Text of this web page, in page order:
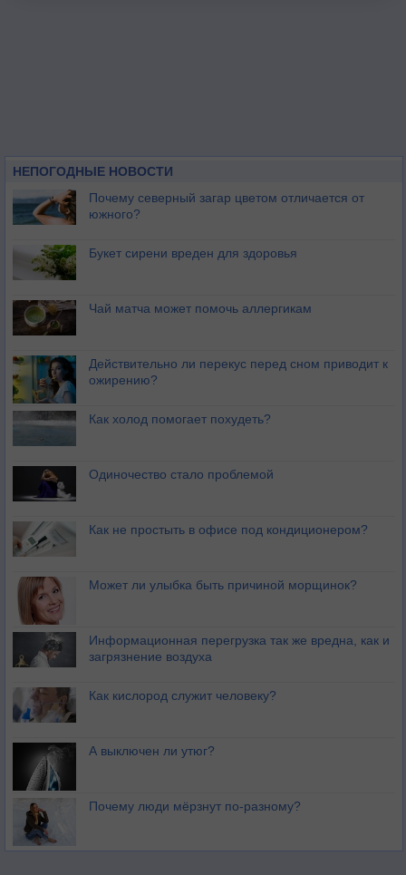
НЕПОГОДНЫЕ НОВОСТИ
Почему северный загар цветом отличается от
южного?
Букет сирени вреден для здоровья
Чай матча может помочь аллергикам
Действительно ли перекус перед сном приводит к
ожирению?
Как холод помогает похудеть?
Одиночество стало проблемой
Как не простыть в офисе под кондиционером?
Может ли улыбка быть причиной морщинок?
Информационная перегрузка так же вредна, как и
загрязнение воздуха
Как кислород служит человеку?
А выключен ли утюг?
Почему люди мёрзнут по-разному?